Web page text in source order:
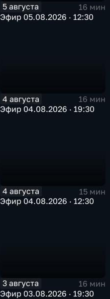
5 августа
16 мин
Эфир 05.08.2026 · 12:30
4 августа
16 мин
Эфир 04.08.2026 · 19:30
4 августа
15 мин
Эфир 04.08.2026 · 12:30
3 августа
16 мин
Эфир 03.08.2026 · 19:30